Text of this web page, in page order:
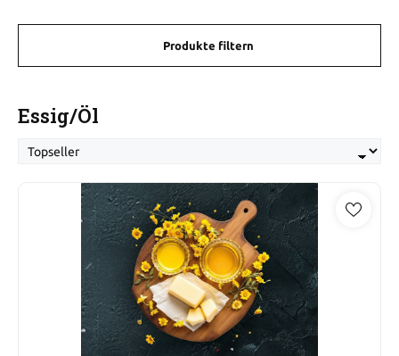
Produkte filtern
Essig/Öl